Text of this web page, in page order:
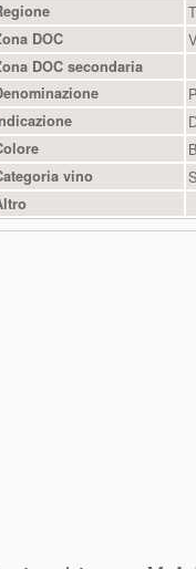
DOC
DOC secondaria
vino